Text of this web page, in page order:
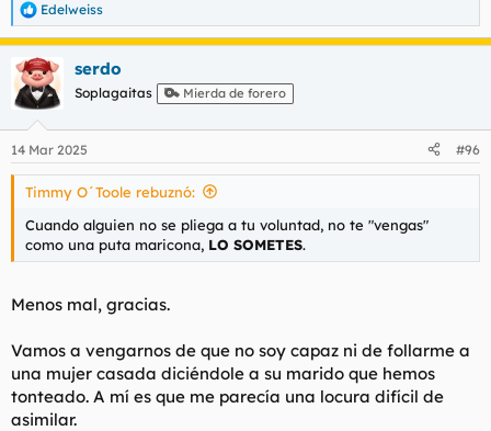
R
e
a
c
c
i
e
s
Edelweiss
serdo
Soplagaitas Mierda de forero
14 Mar 2025 #96
Timmy O´Toole rebuznó:
Cuando alguien no se pliega a tu voluntad, no te "vengas"
como una puta maricona, LO SOMETES.
Menos mal, gracias.
Vamos a vengarnos de que no soy capaz ni de follarme a
una mujer casada diciéndole a su marido que hemos
tonteado. A mí es que me parecía una locura difícil de
asimilar.